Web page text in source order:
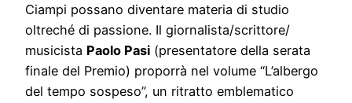
Ciampi possano diventare materia di studio
oltreché di passione. Il giornalista/scrittore/
musicista Paolo Pasi (presentatore della serata
finale del Premio) proporrà nel volume “L’albergo
del tempo sospeso”, un ritratto emblematico